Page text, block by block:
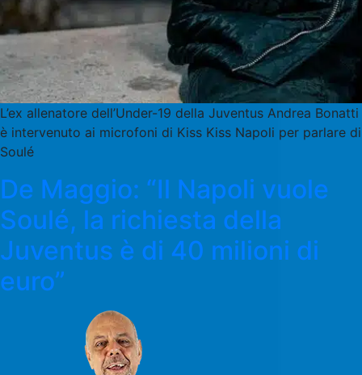
L’ex allenatore dell’Under-19 della Juventus Andrea Bonatti
è intervenuto ai microfoni di Kiss Kiss Napoli per parlare di
Soulé
De Maggio: “Il Napoli vuole
Soulé, la richiesta della
Juventus è di 40 milioni di
euro”